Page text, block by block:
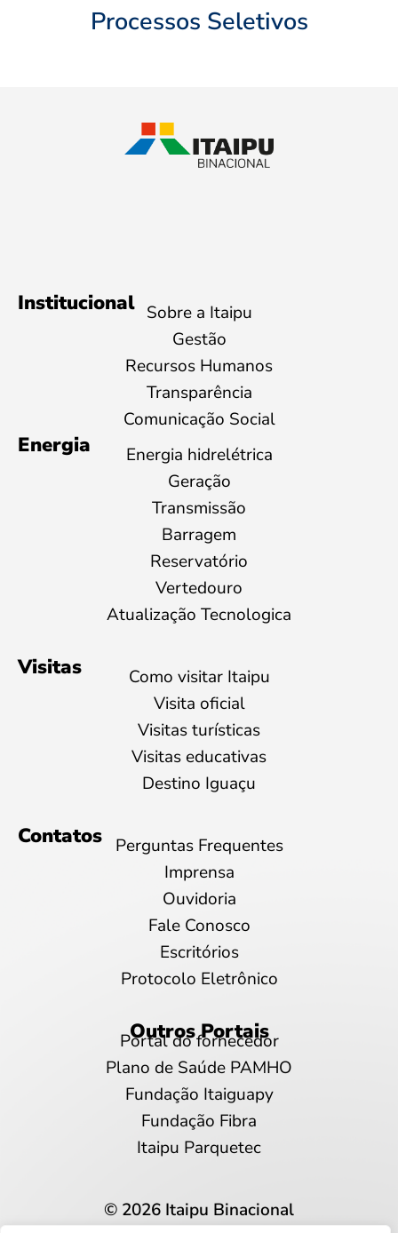
Processos Seletivos
Institucional Sobre a Itaipu
Gestão
Recursos Humanos
Transparência
Comunicação Social
Energia
Energia hidrelétrica
Geração
Transmissão
Barragem
Reservatório
Vertedouro
Atualização Tecnologica
Visitas
Como visitar Itaipu
Visita oficial
Visitas turísticas
Visitas educativas
Destino Iguaçu
Contatos
Perguntas Frequentes
Imprensa
Ouvidoria
Fale Conosco
Escritórios
Protocolo Eletrônico
Outros Portais
Portal do fornecedor
Plano de Saúde PAMHO
Fundação Itaiguapy
Fundação Fibra
Itaipu Parquetec
© 2026 Itaipu Binacional